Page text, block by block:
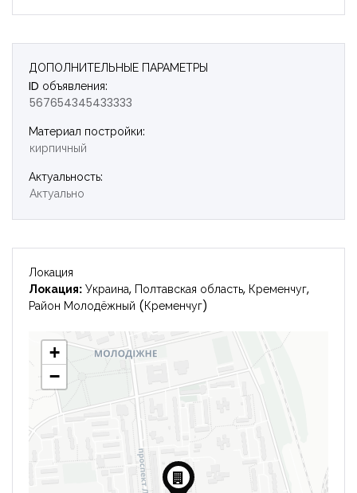
ДОПОЛНИТЕЛЬНЫЕ ПАРАМЕТРЫ
ID объявления:
567654345433333
Материал постройки:
кирпичный
Актуальность:
Актуально
Локация
Локация: Украина, Полтавская область, Кременчуг,
Район Молодёжный (Кременчуг)
+
−